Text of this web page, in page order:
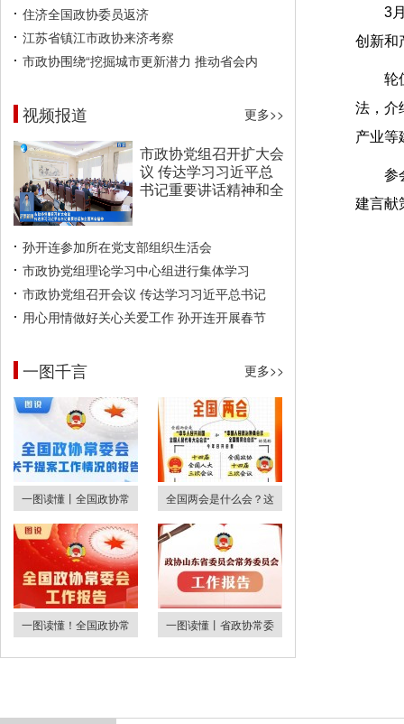
住济全国政协委员返济
江苏省镇江市政协来济考察
市政协围绕“挖掘城市更新潜力 推动省会内
视频报道 更多>>
市政协党组召开扩大会
议 传达学习习近平总
书记重要讲话精神和全
孙开连参加所在党支部组织生活会
市政协党组理论学习中心组进行集体学习
市政协党组召开会议 传达学习习近平总书记
用心用情做好关心关爱工作 孙开连开展春节
一图千言 更多>>
一图读懂丨全国政协常 全国两会是什么会？这
一图读懂！全国政协常 一图读懂丨省政协常委
3
创新和
轮
法，介
产业等
参
建言献